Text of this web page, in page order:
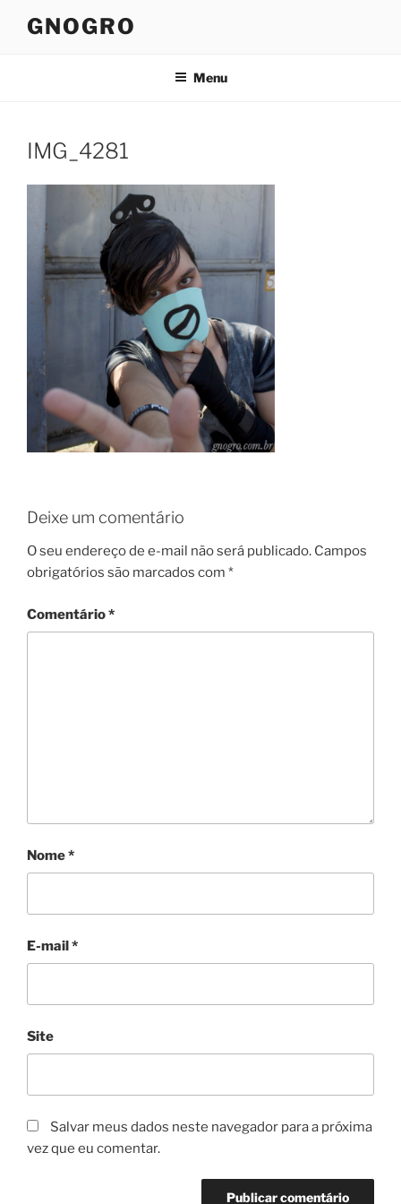
GNOGRO
Menu
IMG_4281
Deixe um comentário
O seu endereço de e-mail não será publicado. Campos
obrigatórios são marcados com *
Comentário*
Nome*
E-mail*
Site
Salvar meus dados neste navegador para a próxima
vez que eu comentar.